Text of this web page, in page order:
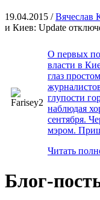
19.04.2015 /Вячеслав
и Киев: Update
О первых
власти в
глаз
глупости
наблюдая
сентября.
мэром.
Читать
Блог-